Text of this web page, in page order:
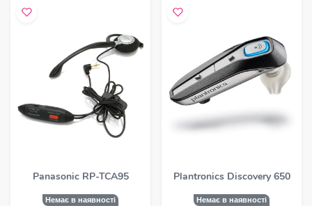
Panasonic RP-TCA95
Немає в наявності
Plantronics Discovery 650
Немає в наявності